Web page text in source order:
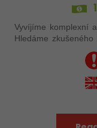
Vyvíjíme komplexní
Hledáme zkušeného
Brně, který si
funkcionalit. Klíč k